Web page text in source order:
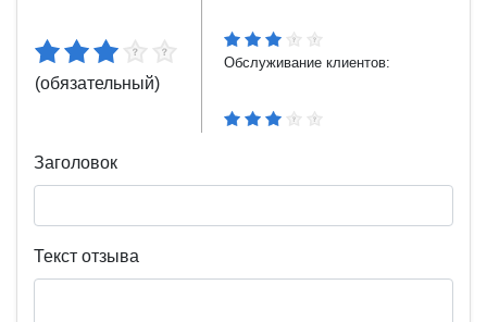
(обязательный)
Обслуживание клиентов:
Заголовок
Текст отзыва